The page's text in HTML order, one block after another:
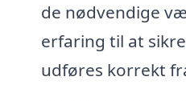
de nødvendige
erfaring til at
udføres korrekt